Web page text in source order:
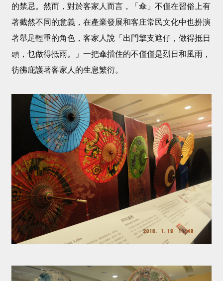
的禁忌。然而，對於客家人而言，「傘」不僅在習俗上有
著截然不同的意義，在產業發展和客庄常民文化中也扮演
著舉足輕重的角色，客家人說「出門擎支遮仔，做得抵日
頭，乜做得抵雨。」一把傘擋住的不僅僅是烈日和風雨，
彷彿庇護著客家人的生息繁衍。